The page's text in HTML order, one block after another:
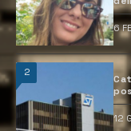
6
2
12